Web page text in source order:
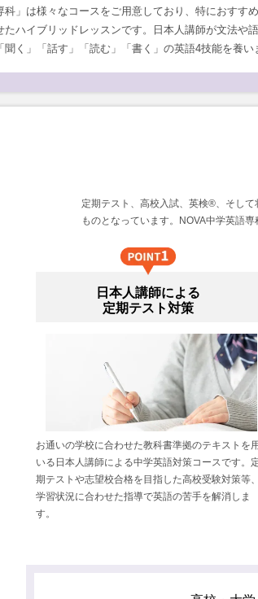
科」は様々なコースをご用意しており、特におすす
たハイブリッドレッスンです。日本人講師が文法や
聞く」「話す」「読む」「書く」の英語4技能を養
定期テスト、高校入試、英検®、そし
ものとなっています。NOVA中学英語
日本人講師による
定期テスト対策
お通いの学校に合わせた教科書準拠のテキストを
いる日本人講師による中学英語対策コースです。
期テストや志望校合格を目指した高校受験対策等、
学習状況に合わせた指導で英語の苦手を解消しま
す。